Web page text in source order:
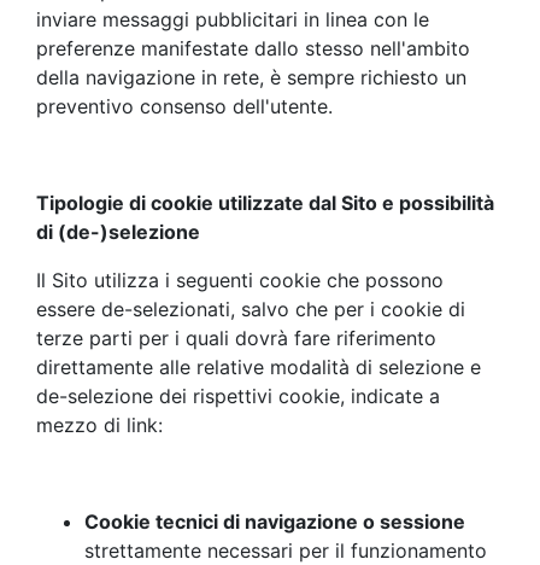
inviare messaggi pubblicitari in linea con le
preferenze manifestate dallo stesso nell'ambito
della navigazione in rete, è sempre richiesto un
preventivo consenso dell'utente.
Tipologie di cookie utilizzate dal Sito e possibilità
di (de-)selezione
Il Sito utilizza i seguenti cookie che possono
essere de-selezionati, salvo che per i cookie di
terze parti per i quali dovrà fare riferimento
direttamente alle relative modalità di selezione e
de-selezione dei rispettivi cookie, indicate a
mezzo di link:
Cookie tecnici di navigazione o sessione
strettamente necessari per il funzionamento